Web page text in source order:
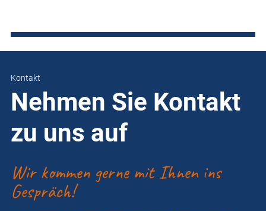
Kontakt
Nehmen Sie Kontakt
zu uns auf
Wir kommen gerne mit Ihnen ins
Gespräch!